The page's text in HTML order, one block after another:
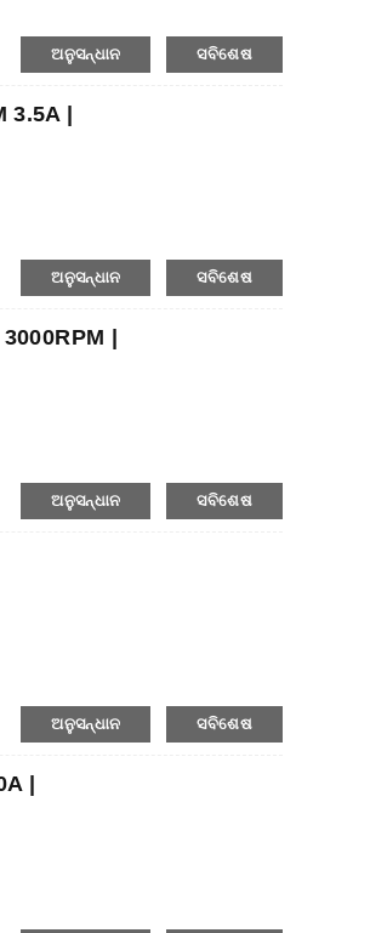
ଅନୁସନ୍ଧାନ ସବିଶେଷ
|
ଅନୁସନ୍ଧାନ ସବିଶେଷ
|
ଅନୁସନ୍ଧାନ ସବିଶେଷ
ଅନୁସନ୍ଧାନ ସବିଶେଷ
|